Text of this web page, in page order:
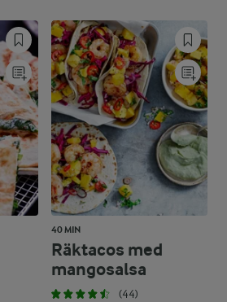
40 MIN
Räktacos med
mangosalsa
(44)